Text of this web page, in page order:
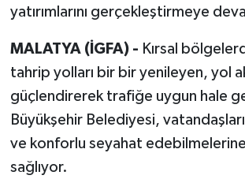
yatırımlarını gerçekleştirmeye
MALATYA (İGFA) - Kırsal
tahrip yolları bir bir yenileyen, yol
güçlendirerek trafiğe uygun hale
Büyükşehir Belediyesi,
ve konforlu seyahat
sağlıyor.